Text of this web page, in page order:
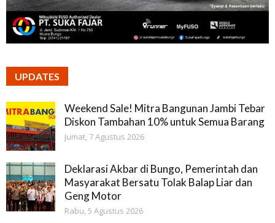
UPDATES
Weekend Sale! Mitra Bangunan Jambi Tebar
Diskon Tambahan 10% untuk Semua Barang
Jumat, 7 Agustus 2026
Deklarasi Akbar di Bungo, Pemerintah dan
Masyarakat Bersatu Tolak Balap Liar dan
Geng Motor
Rabu, 5 Agustus 2026